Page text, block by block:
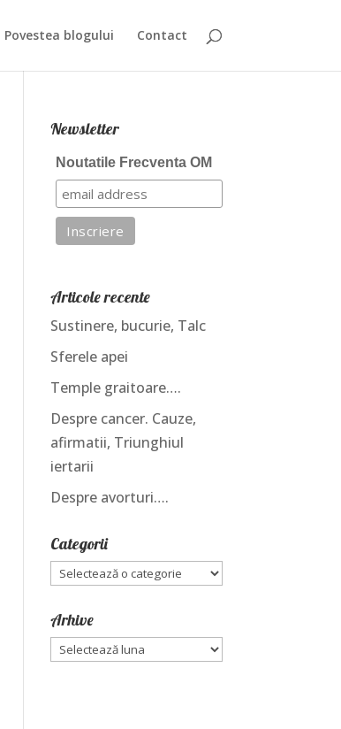
Povestea blogului Contact
Newsletter
Noutatile Frecventa OM
Articole recente
Sustinere, bucurie, Talc
Sferele apei
Temple graitoare….
Despre cancer. Cauze,
afirmatii, Triunghiul
iertarii
Despre avorturi….
Categorii
Categorii
Arhive
Arhive